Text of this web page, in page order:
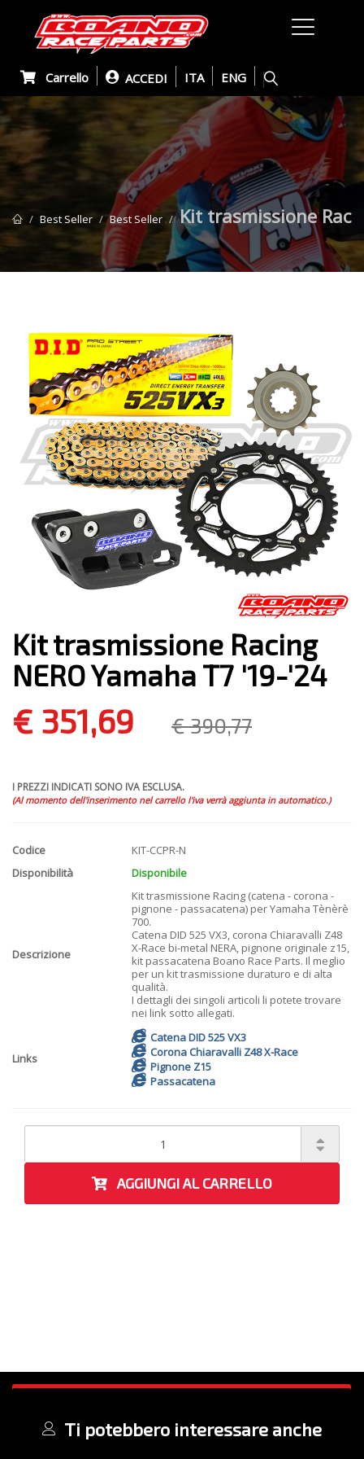
Carrello ACCEDI ITA ENG
Best Seller Best Seller Kit trasmissione
Kit trasmissione Racing
NERO Yamaha T7 '19-'24
€ 351,69 € 390,77
I PREZZI INDICATI SONO IVA ESCLUSA.
(Al momento dell'inserimento nel carrello l'iva verrà aggiunta in automatico.)
Codice
KIT-CCPR-N
Disponibilità
Disponibile
Descrizione
Kit trasmissione Racing (catena - corona -
pignone - passacatena) per Yamaha Tènèrè
700.
Catena DID 525 VX3, corona Chiaravalli Z48
X-Race bi-metal NERA, pignone originale z15,
kit passacatena Boano Race Parts. Il meglio
per un kit trasmissione duraturo e di alta
qualità.
I dettagli dei singoli articoli li potete trovare
nei link sotto allegati.
Links
Catena DID 525 VX3
Corona Chiaravalli Z48 X-Race
Pignone Z15
Passacatena
AGGIUNGI AL CARRELLO
Ti potebbero interessare anche